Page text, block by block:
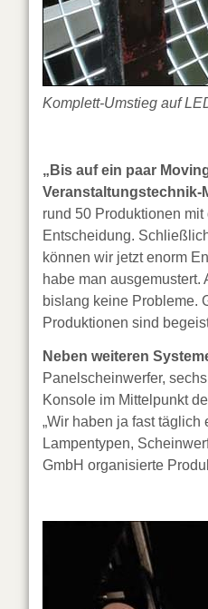
Komplett-Umstieg auf
„Bis auf ein paar
Veranstaltungstechnik-
rund 50 Produktionen
Entscheidung.
können wir jetzt enorm
habe man
bislang keine Probleme.
Produktionen sind
Neben weiteren
Panelscheinwerfer,
Konsole im Mittelpunkt
„Wir haben ja fast täglich
Lampentypen,
GmbH organisierte